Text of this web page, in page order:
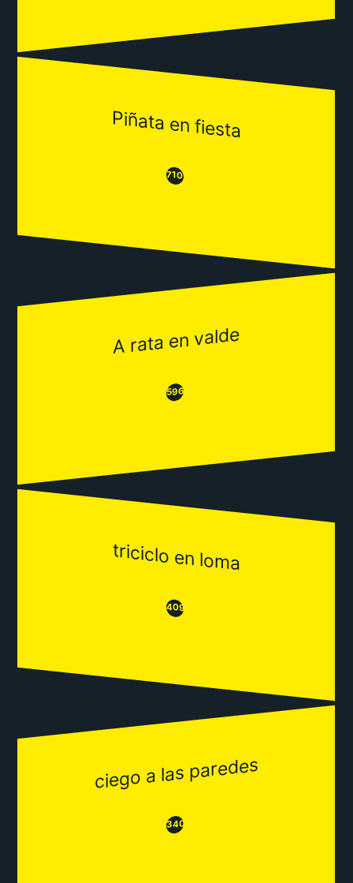
Piñata en fiesta
😒710😂
A rata en valde
😒596😂
triciclo en loma
😒409😂
ciego a las paredes
😒340😂